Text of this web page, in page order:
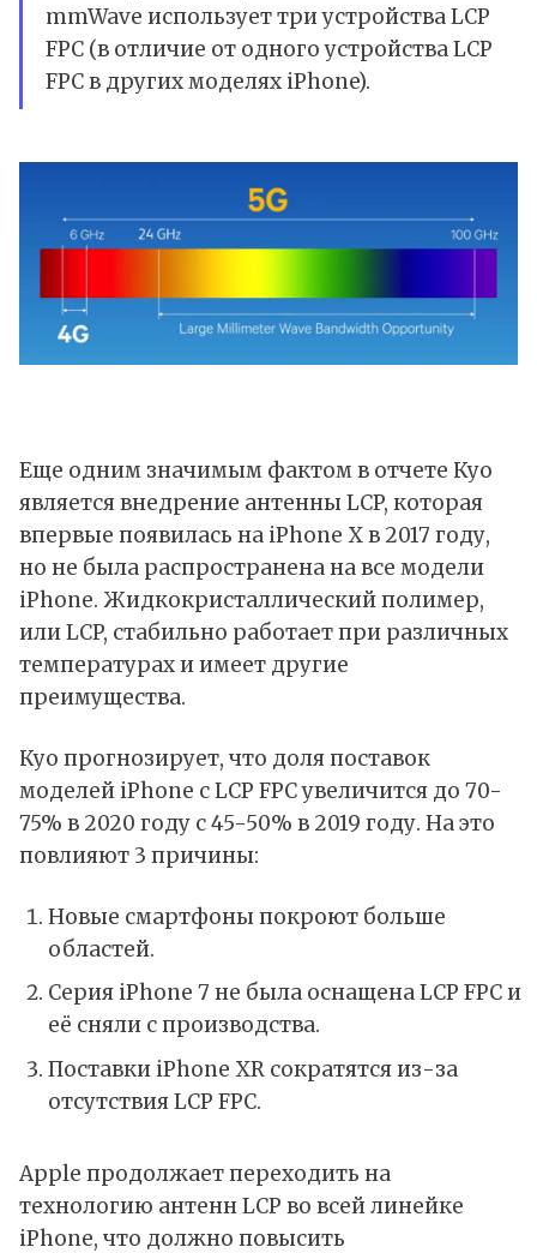
mmWave использует три устройства LCP
FPC (в отличие от одного устройства LCP
FPC в других моделях iPhone).
Еще одним значимым фактом в отчете Куо
является внедрение антенны LCP, которая
впервые появилась на iPhone X в 2017 году,
но не была распространена на все модели
iPhone. Жидкокристаллический полимер,
или LCP, стабильно работает при различных
температурах и имеет другие
преимущества.
Куо прогнозирует, что доля поставок
моделей iPhone с LCP FPC увеличится до 70-
75% в 2020 году с 45-50% в 2019 году. На это
повлияют 3 причины:
Новые смартфоны покроют больше
областей.
Серия iPhone 7 не была оснащена LCP FPC и
её сняли с производства.
Поставки iPhone XR сократятся из-за
отсутствия LCP FPC.
Apple продолжает переходить на
технологию антенн LCP во всей линейке
iPhone, что должно повысить